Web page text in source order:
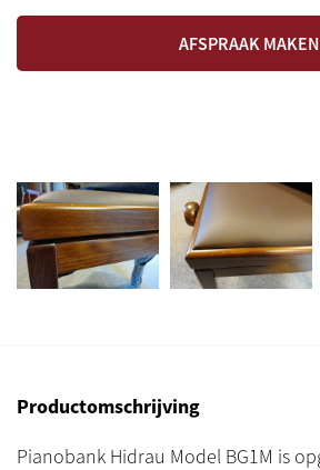
AFSPRAAK MAKEN
Productomschrijving
Pianobank Hidrau Model BG1M is